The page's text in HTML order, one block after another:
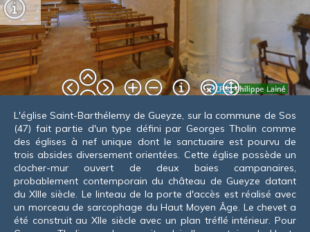
L'église Saint-Barthélemy de Gueyze, sur la commune de Sos
(47) fait partie d'un type défini par Georges Tholin comme
des églises à nef unique dont le sanctuaire est pourvu de
trois absides diversement orientées. Cette église possède un
clocher-mur ouvert de deux baies campanaires,
probablement contemporain du château de Gueyze datant
du XIIIe siècle. Le linteau de la porte d'accès est réalisé avec
un morceau de sarcophage du Haut Moyen Âge. Le chevet a
été construit au XIIe siècle avec un plan tréflé intérieur. Pour